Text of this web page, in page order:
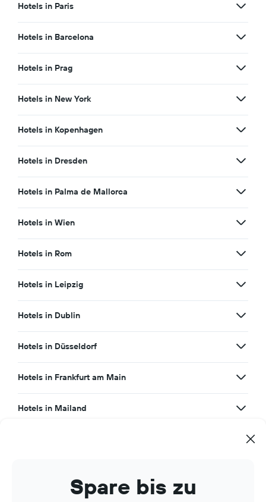
Hotels in Paris
Hotels in Barcelona
Hotels in Prag
Hotels in New York
Hotels in Kopenhagen
Hotels in Dresden
Hotels in Palma de Mallorca
Hotels in Wien
Hotels in Rom
Hotels in Leipzig
Hotels in Dublin
Hotels in Düsseldorf
Hotels in Frankfurt am Main
Hotels in Mailand
Hotels in MaltaSpare bis zu